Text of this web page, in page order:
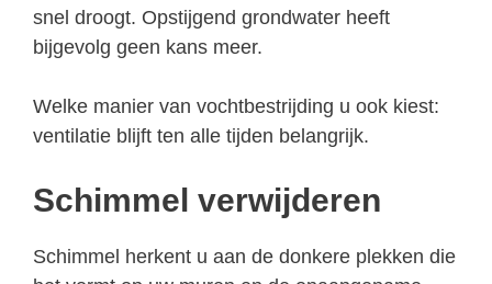
snel droogt. Opstijgend grondwater heeft
bijgevolg geen kans meer.
Welke manier van vochtbestrijding u ook kiest:
ventilatie blijft ten alle tijden belangrijk.
Schimmel verwijderen
Schimmel herkent u aan de donkere plekken die